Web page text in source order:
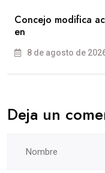
Concejo modifica
en
8 de agosto de
Deja un